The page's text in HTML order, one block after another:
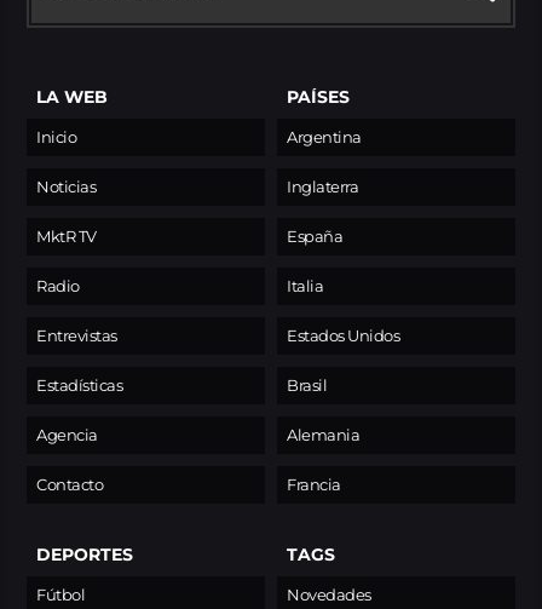
LA WEB
Inicio
Noticias
MktR TV
Radio
Entrevistas
Estadísticas
Agencia
Contacto
PAÍSES
Argentina
Inglaterra
España
Italia
Estados Unidos
Brasil
Alemania
Francia
DEPORTES
Fútbol
TAGS
Novedades